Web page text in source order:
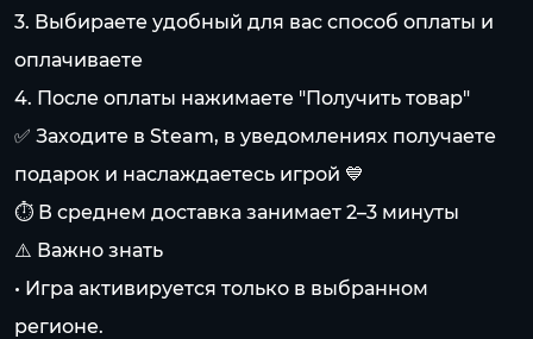
3. Выбираете удобный для вас способ оплаты и
оплачиваете
4. После оплаты нажимаете "Получить товар"
✅ Заходите в Steam, в уведомлениях получаете
подарок и наслаждаетесь игрой 💙
⏱️ В среднем доставка занимает 2–3 минуты
⚠️ Важно знать
• Игра активируется только в выбранном
регионе.